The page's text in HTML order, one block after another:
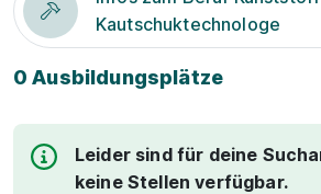
Kautschuktechnologe
0 Ausbildungsplätze
Leider sind für deine
keine Stellen verfügbar.